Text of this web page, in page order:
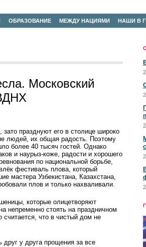
ОБРАЗОВАНИЕ МЕЖДУ НАЦИЯМИ НАШИ В
Московский
празднуют его в столице широко
людей, их общая радость. Поэтому
более 40 тысяч гостей. Однако
и наурыз-коже, радости и хорошего
по национальной борьбе,
фестиваль плова, который
мастера Узбекистана, Казахстана,
плов и только нахваливали.
которые олицетворяют
непременно стоять на праздничном
что в чистый дом не
у друга прощения за все